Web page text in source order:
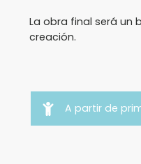
La obra final será un
creación.
A partir de